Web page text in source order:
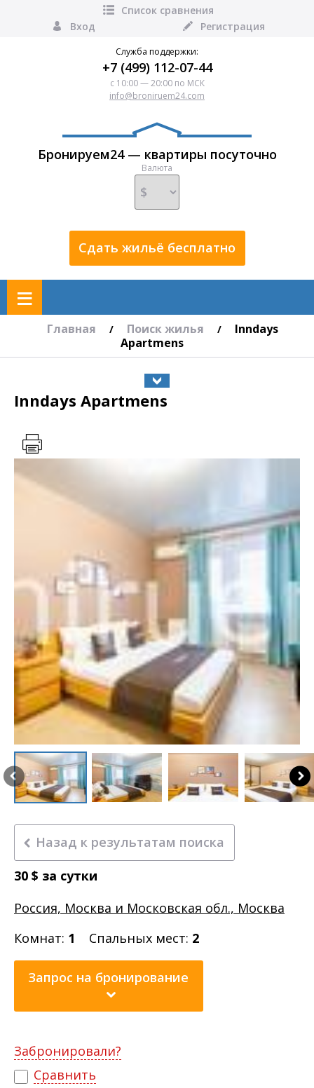
Список сравнения
Вход
Регистрация
Служба поддержки:
+7 (499) 112-07-44
с 10:00 — 20:00 по МСК
info@broniruem24.com
Бронируем24 — квартиры посуточно
Валюта
Сдать жильё бесплатно
≡
Главная / Поиск жилья /
Inndays
Apartmens
Inndays Apartmens
Назад к результатам поиска
30 $ за сутки
Россия, Москва и Московская обл., Москва
Комнат: 1 Спальных мест: 2
Запрос на бронирование
Забронировали?
Сравнить